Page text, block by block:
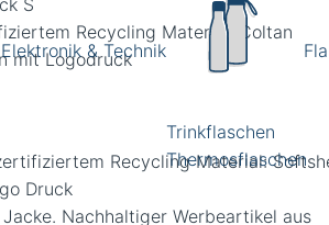
Elektronik & Technik
Trinkflaschen
Thermosflaschen